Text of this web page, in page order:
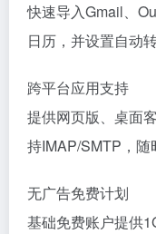
快速导入Gmail、
日历，并设置自动
跨平台应用支持
提供网页版、桌面
持IMAP/SMTP，随
无广告免费计划
基础免费账户提供